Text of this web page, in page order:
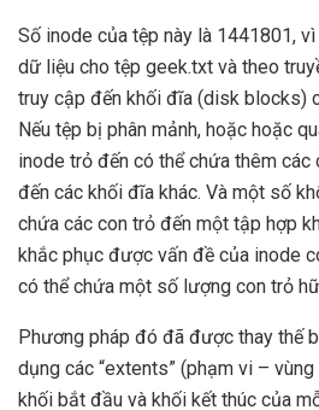
Số inode của tệp này là 1441801,
dữ liệu cho tệp geek.txt và theo
truy cập đến khối đĩa (disk blocks)
Nếu tệp bị phân mảnh, hoặc hoặc
inode trỏ đến có thể chứa thêm các
đến các khối đĩa khác. Và một số
chứa các con trỏ đến một tập hợp
khắc phục được vấn đề của inode
có thể chứa một số lượng con trỏ
Phương pháp đó đã được thay thế
dụng các “extents” (phạm vi –
khối bắt đầu và khối kết thúc của